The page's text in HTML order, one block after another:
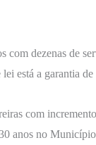
dezenas de
está a garantia
com
anos no